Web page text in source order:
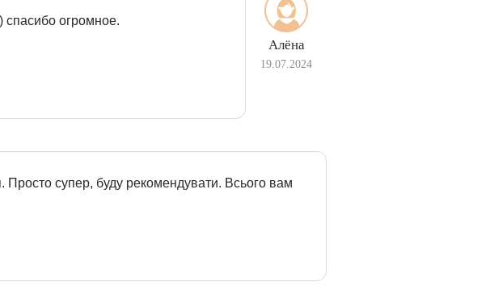
Алёна
19.07.2024
спасибо огромное.
Просто супер, буду рекомендувати. Всього вам